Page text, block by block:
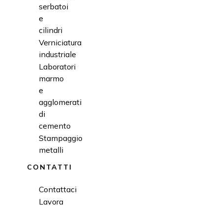
serbatoi
e
cilindri
Verniciatura
industriale
Laboratori
marmo
e
agglomerati
di
cemento
Stampaggio
metalli
CONTATTI
Contattaci
Lavora